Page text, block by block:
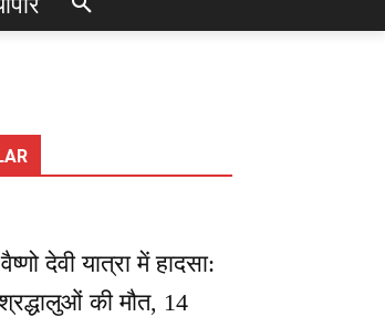
देवी यात्रा में हादसा:
की मौत, 14